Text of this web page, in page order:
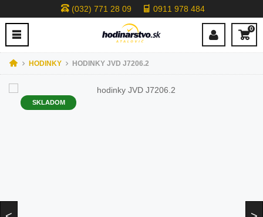
(032) 771 28 09 0911 978 484
0
HODINKY HODINKY JVD J7206.2
SKLADOM